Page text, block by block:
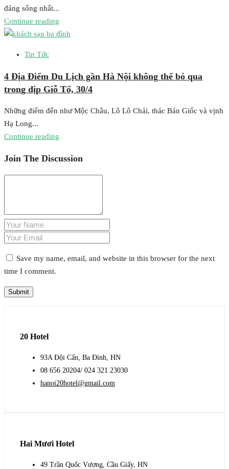
đáng sống nhất...
Continue reading
Tin Tức
4 Địa Điểm Du Lịch gần Hà Nội không thể bỏ qua
trong dịp Giỗ Tổ, 30/4
Những điểm đến như Mộc Châu, Lô Lô Chải, thác Bản Giốc và vịnh
Hạ Long...
Continue reading
Join The Discussion
Save my name, email, and website in this browser for the next
time I comment.
20 Hotel
93A Đội Cấn, Ba Đình, HN
08 656 20204/ 024 321 23030
hanoi20hotel@gmail.com
Hai Mươi Hotel
49 Trần Quốc Vượng, Cầu Giấy, HN